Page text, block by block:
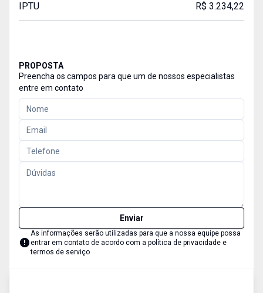
IPTU R$ 3.234,22
PROPOSTA
Preencha os campos para que um de nossos especialistas
entre em contato
Enviar
As informações serão utilizadas para que a nossa equipe possa
entrar em contato de acordo com a política de privacidade e
termos de serviço